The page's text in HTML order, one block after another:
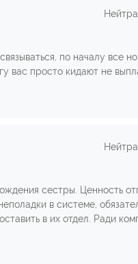
по началу все
вас просто кидают не
сестры. Ценность
в системе,
в их отдел. Ради